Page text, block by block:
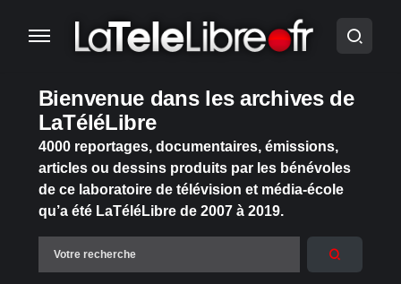
Bienvenue dans les archives de
LaTéléLibre
4000 reportages, documentaires, émissions,
articles ou dessins produits par les bénévoles
de ce laboratoire de télévision et média-école
qu’a été LaTéléLibre de 2007 à 2019.